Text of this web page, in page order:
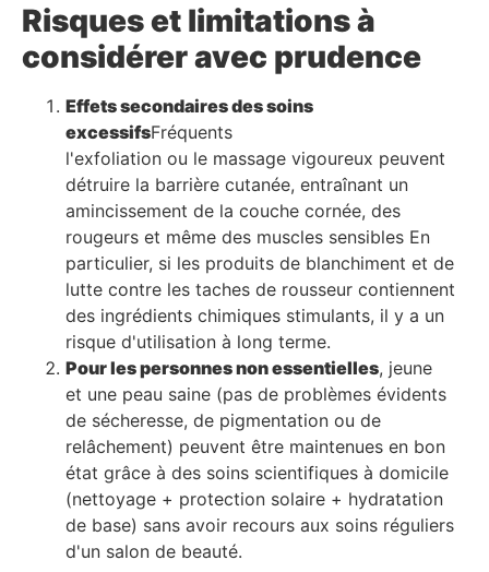
Risques et limitations à
considérer avec prudence
Effets secondaires des soins
excessifsFréquents
l'exfoliation ou le massage vigoureux peuvent
détruire la barrière cutanée, entraînant un
amincissement de la couche cornée, des
rougeurs et même des muscles sensibles En
particulier, si les produits de blanchiment et de
lutte contre les taches de rousseur contiennent
des ingrédients chimiques stimulants, il y a un
risque d'utilisation à long terme.
Pour les personnes non essentielles, jeune
et une peau saine (pas de problèmes évidents
de sécheresse, de pigmentation ou de
relâchement) peuvent être maintenues en bon
état grâce à des soins scientifiques à domicile
(nettoyage + protection solaire + hydratation
de base) sans avoir recours aux soins réguliers
d'un salon de beauté.